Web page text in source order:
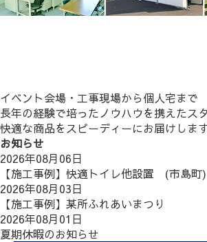
イベント会場・工事現場から個人宅まで
長年の経験で培ったノウハウを携えたス
快適な商品をスピーディーにお届けします
お知らせ
2026年08月06日
【施工事例】快適トイレ他設置 (市島町)
2026年08月03日
【施工事例】某所ふれあいまつり
2026年08月01日
夏期休暇のお知らせ